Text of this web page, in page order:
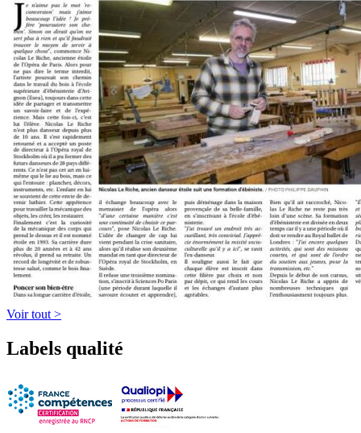
Voir tout >
Labels qualité